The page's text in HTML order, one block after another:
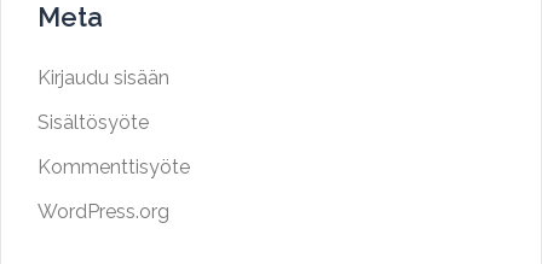
Meta
Kirjaudu sisään
Sisältösyöte
Kommenttisyöte
WordPress.org